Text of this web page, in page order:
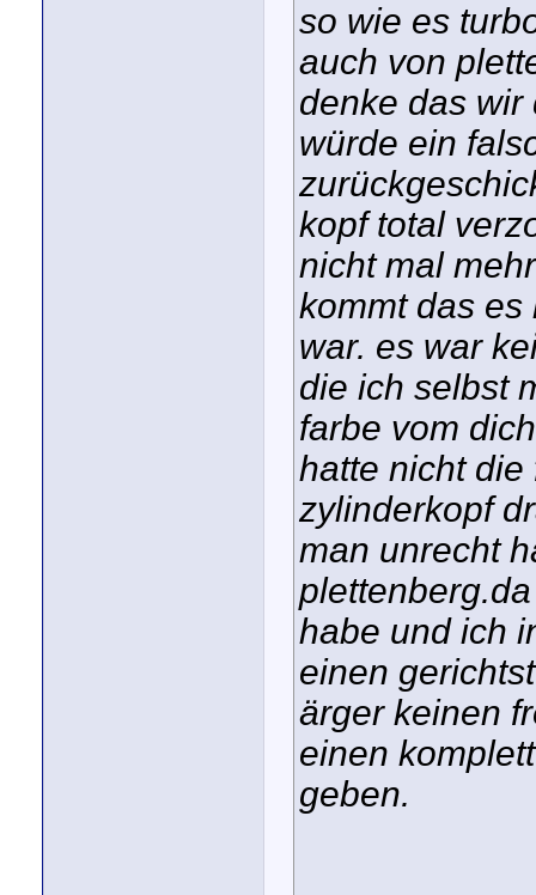
so wie es
auch von
denke das wir
würde ein
kopf total
nicht mal
kommt das
war. es war
die ich selbst
farbe vom
hatte nicht
zylinderkopf
man unrecht
habe und ich
einen
ärger keinen
einen
geben.